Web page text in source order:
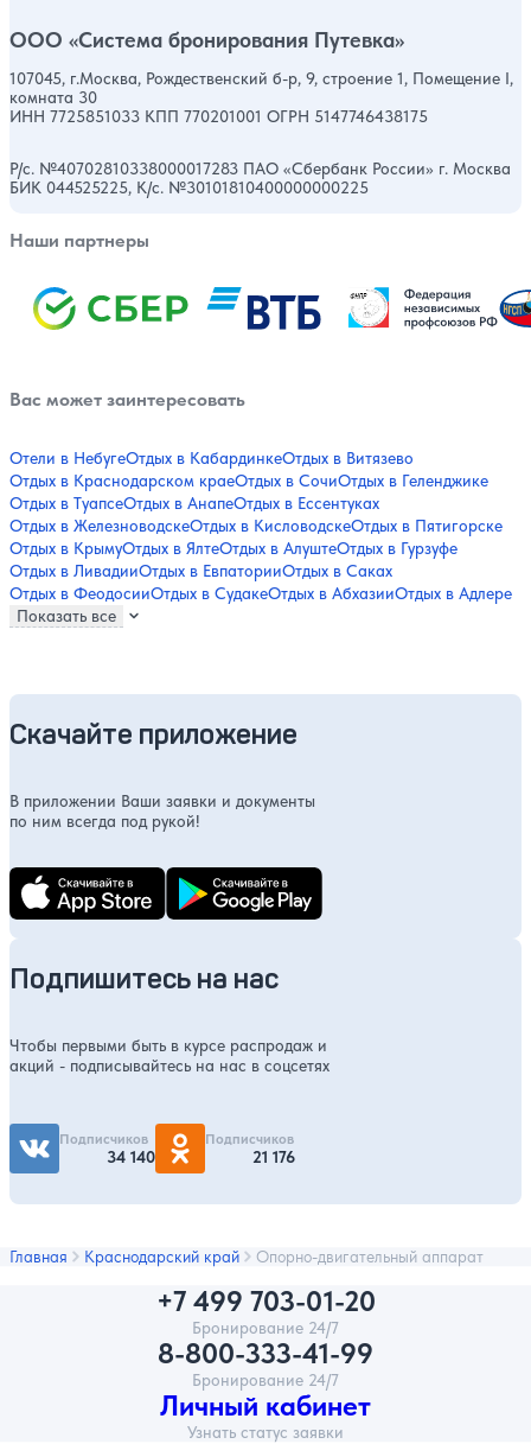
ООО «Система бронирования Путевка»
107045, г.Москва, Рождественский б-р, 9, строение 1, Помещение I,
комната 30
ИНН 7725851033 КПП 770201001 ОГРН 5147746438175
Р/с. №40702810338000017283 ПАО «Сбербанк России» г. Москва
БИК 044525225, К/с. №30101810400000000225
Наши партнеры
Вас может заинтересовать
Отели в НебугеОтдых в КабардинкеОтдых в Витязево
Отдых в Краснодарском краеОтдых в СочиОтдых в Геленджике
Отдых в ТуапсеОтдых в АнапеОтдых в Ессентуках
Отдых в ЖелезноводскеОтдых в КисловодскеОтдых в Пятигорске
Отдых в КрымуОтдых в ЯлтеОтдых в АлуштеОтдых в Гурзуфе
Отдых в ЛивадииОтдых в ЕвпаторииОтдых в Саках
Отдых в ФеодосииОтдых в СудакеОтдых в АбхазииОтдых в Адлере
Показать все
Скачайте приложение
В приложении Ваши заявки и документы
по ним всегда под рукой!
Подпишитесь на нас
Чтобы первыми быть в курсе распродаж и
акций - подписывайтесь на нас в соцсетях
Подписчиков
34 140
Подписчиков
21 176
Главная Краснодарский край Опорно-двигательный аппарат
+7 499 703-01-20
Бронирование 24/7
8-800-333-41-99
Бронирование 24/7
Личный кабинет
Узнать статус заявки